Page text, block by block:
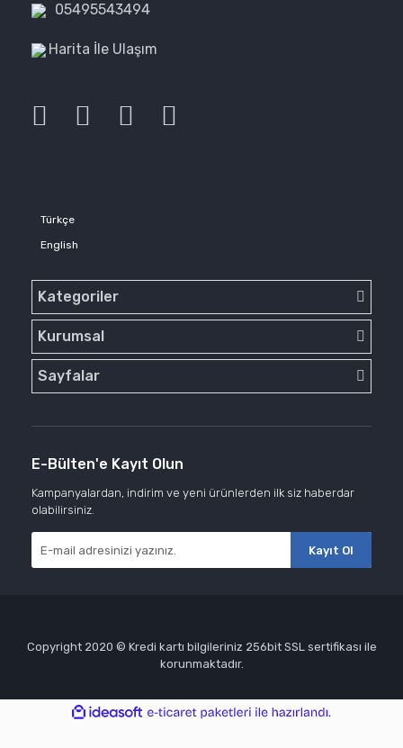
05495543494
Harita İle Ulaşım
Türkçe
English
Kategoriler
Kurumsal
Sayfalar
E-Bülten'e Kayıt Olun
Kampanyalardan, indirim ve yeni ürünlerden ilk siz haberdar
olabilirsiniz.
Kayıt Ol
Copyright 2020 © Kredi kartı bilgileriniz 256bit SSL sertifikası ile
korunmaktadır.
ideasoft
e-